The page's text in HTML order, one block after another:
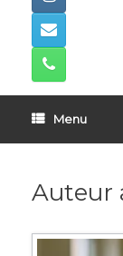
Menu
Auteur